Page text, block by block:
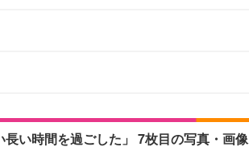
い時間を過ごした」 7枚目の写真・画像